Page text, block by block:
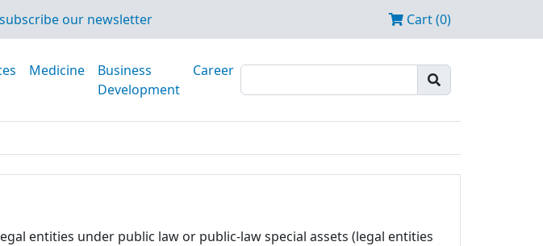
our newsletter Cart (0)
Medicine
Business
Development
Career
entities under public law or public-law special assets (legal entities